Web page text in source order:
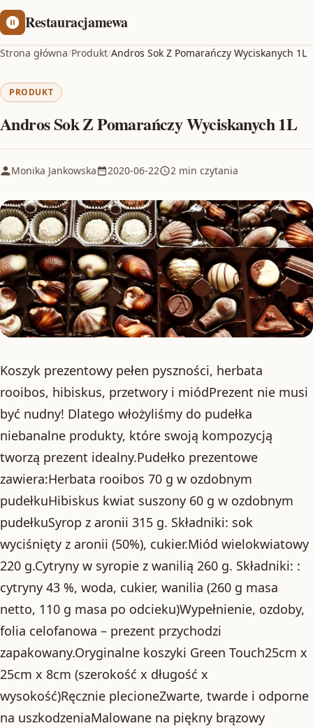
Restauracjamewa
Strona główna/Produkt/Andros Sok Z Pomarańczy Wyciskanych 1L
PRODUKT
Andros Sok Z Pomarańczy Wyciskanych 1L
Monika Jankowska 2020-06-22 2 min czytania
Koszyk prezentowy pełen pyszności, herbata
rooibos, hibiskus, przetwory i miódPrezent nie musi
być nudny! Dlatego włożyliśmy do pudełka
niebanalne produkty, które swoją kompozycją
tworzą prezent idealny.Pudełko prezentowe
zawiera:Herbata rooibos 70 g w ozdobnym
pudełkuHibiskus kwiat suszony 60 g w ozdobnym
pudełkuSyrop z aronii 315 g. Składniki: sok
wyciśnięty z aronii (50%), cukier.Miód wielokwiatowy
220 g.Cytryny w syropie z wanilią 260 g. Składniki: :
cytryny 43 %, woda, cukier, wanilia (260 g masa
netto, 110 g masa po odcieku)Wypełnienie, ozdoby,
folia celofanowa – prezent przychodzi
zapakowany.Oryginalne koszyki Green Touch25cm x
25cm x 8cm (szerokość x długość x
wysokość)Ręcznie plecioneZwarte, twarde i odporne
na uszkodzeniaMalowane na piękny brązowy